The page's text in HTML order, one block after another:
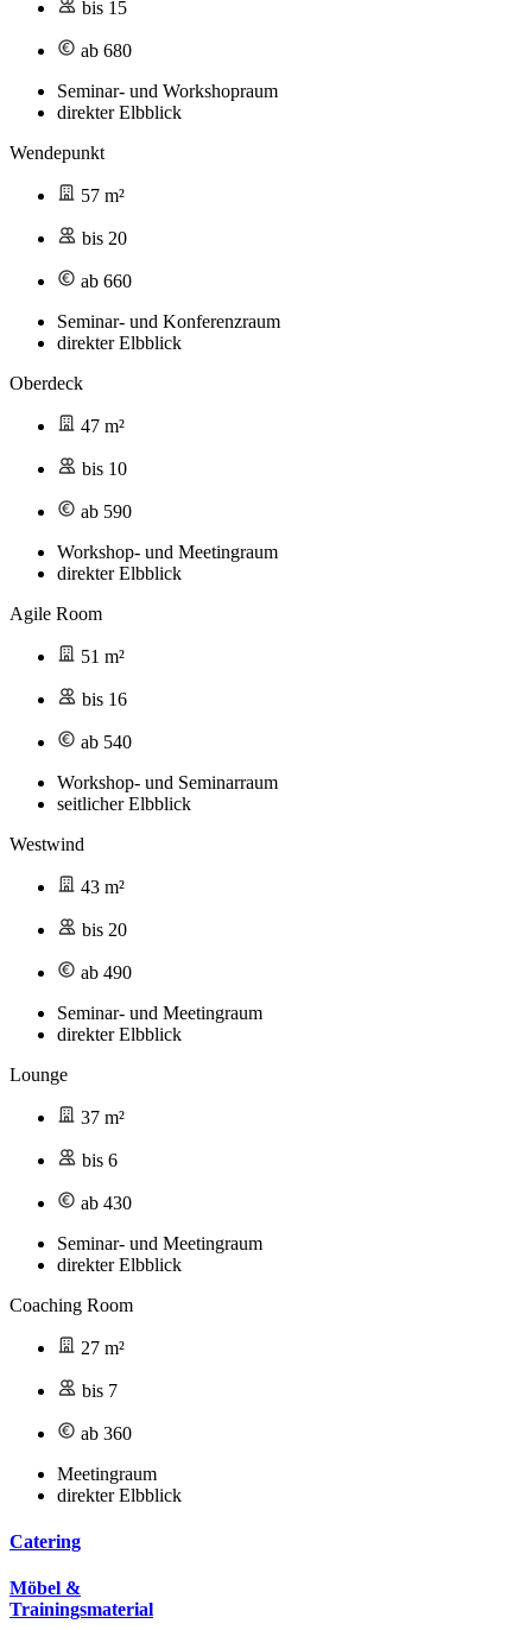
bis 15
ab 680
Seminar- und Workshopraum
direkter Elbblick
Wendepunkt
57 m²
bis 20
ab 660
Seminar- und Konferenzraum
direkter Elbblick
Oberdeck
47 m²
bis 10
ab 590
Workshop- und Meetingraum
direkter Elbblick
Agile Room
51 m²
bis 16
ab 540
Workshop- und Seminarraum
seitlicher Elbblick
Westwind
43 m²
bis 20
ab 490
Seminar- und Meetingraum
direkter Elbblick
Lounge
37 m²
bis 6
ab 430
Seminar- und Meetingraum
direkter Elbblick
Coaching Room
27 m²
bis 7
ab 360
Meetingraum
direkter Elbblick
Catering
Möbel &
Trainings­material